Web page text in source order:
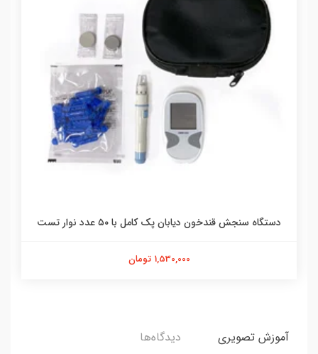
دستگاه سنجش قندخون دیابان پک کامل با ۵۰ عدد نوار تست
1,530,000 تومان
آموزش تصویری دیدگاه‌ها